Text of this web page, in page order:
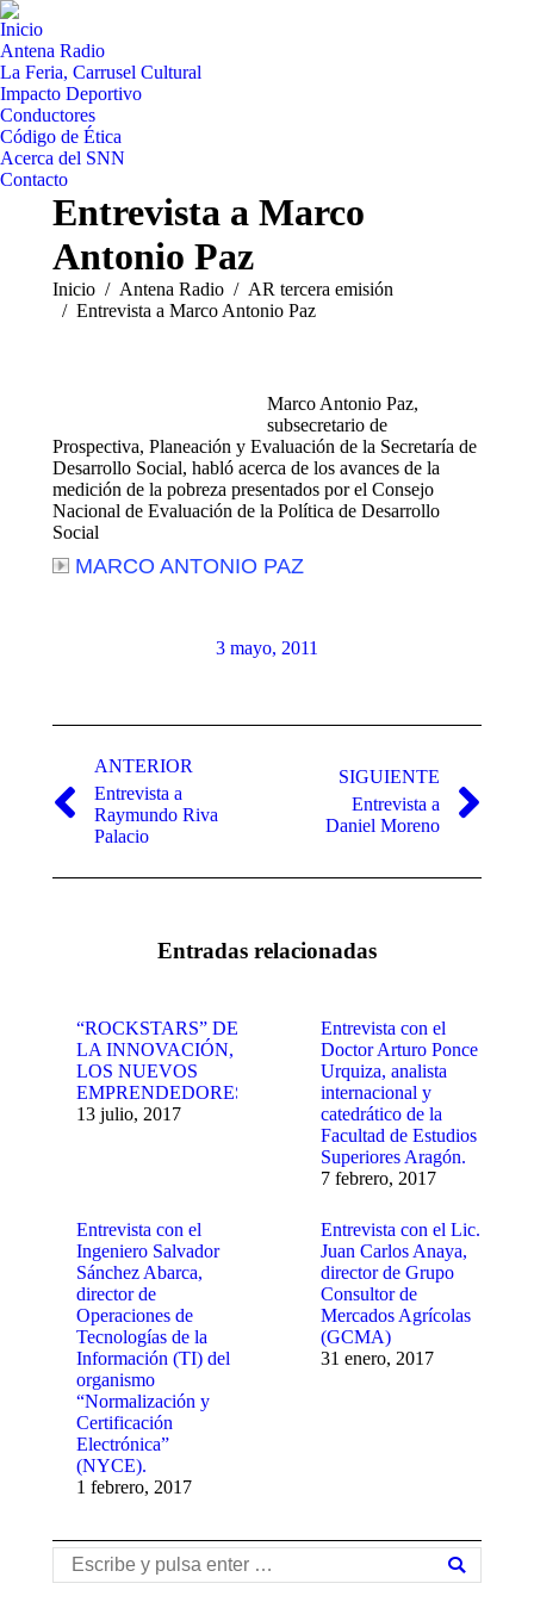
Inicio
Antena Radio
La Feria, Carrusel Cultural
Impacto Deportivo
Conductores
Código de Ética
Acerca del SNN
Contacto
Entrevista a Marco
Antonio Paz
Estás aquí:
Inicio Antena Radio
AR tercera emisión
Entrevista a Marco Antonio Paz
Marco Antonio Paz,
subsecretario de
Prospectiva, Planeación y Evaluación de la Secretaría de
Desarrollo Social, habló acerca de los avances de la
medición de la pobreza presentados por el Consejo
Nacional de Evaluación de la Política de Desarrollo
Social
MARCO ANTONIO PAZ
3 mayo, 2011
entre
publicaciones
ANTERIOR
Publicación
anterior:
Entrevista a
Raymundo Riva
Palacio
SIGUIENTE
Publicación
siguiente:
Entrevista a
Daniel Moreno
Entradas relacionadas
“ROCKSTARS” DE
LA INNOVACIÓN,
LOS NUEVOS
EMPRENDEDORES
13 julio, 2017
Entrevista con el
Doctor Arturo Ponce
Urquiza, analista
internacional y
catedrático de la
Facultad de Estudios
Superiores Aragón.
7 febrero, 2017
Entrevista con el
Ingeniero Salvador
Sánchez Abarca,
director de
Operaciones de
Tecnologías de la
Información (TI) del
organismo
“Normalización y
Certificación
Electrónica”
(NYCE).
1 febrero, 2017
Entrevista con el Lic.
Juan Carlos Anaya,
director de Grupo
Consultor de
Mercados Agrícolas
(GCMA)
31 enero, 2017
Buscar: